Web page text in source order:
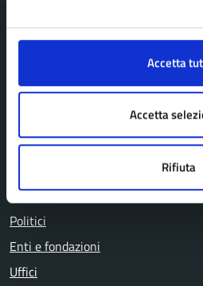
Accetta
Accetta
Rifiuta
Comune di Pavullo
AMMINISTRAZIONE
Personale amministrativo
Politici
Enti e fondazioni
Uffici